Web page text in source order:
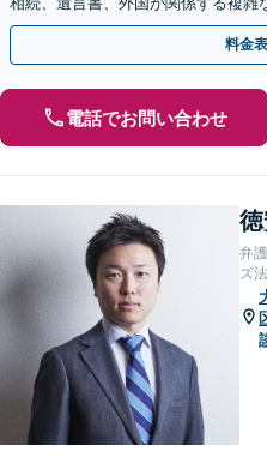
や税理士とも連携し、円滑な解決を
料金
電話でお問い合わせ
弁
ズ